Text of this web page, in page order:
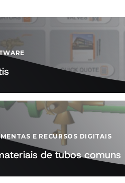
E RECURSOS DIGITAIS
de tubos comuns